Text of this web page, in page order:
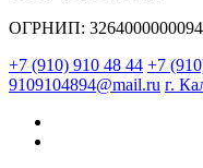
ОГРНИП:
+7 (910) 910 48 44 +7
9109104894@mail.ru г.